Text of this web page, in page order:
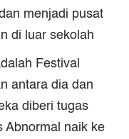
menjadi pusat
di luar sekolah
Festival
antara dia dan
diberi tugas
Abnormal naik ke